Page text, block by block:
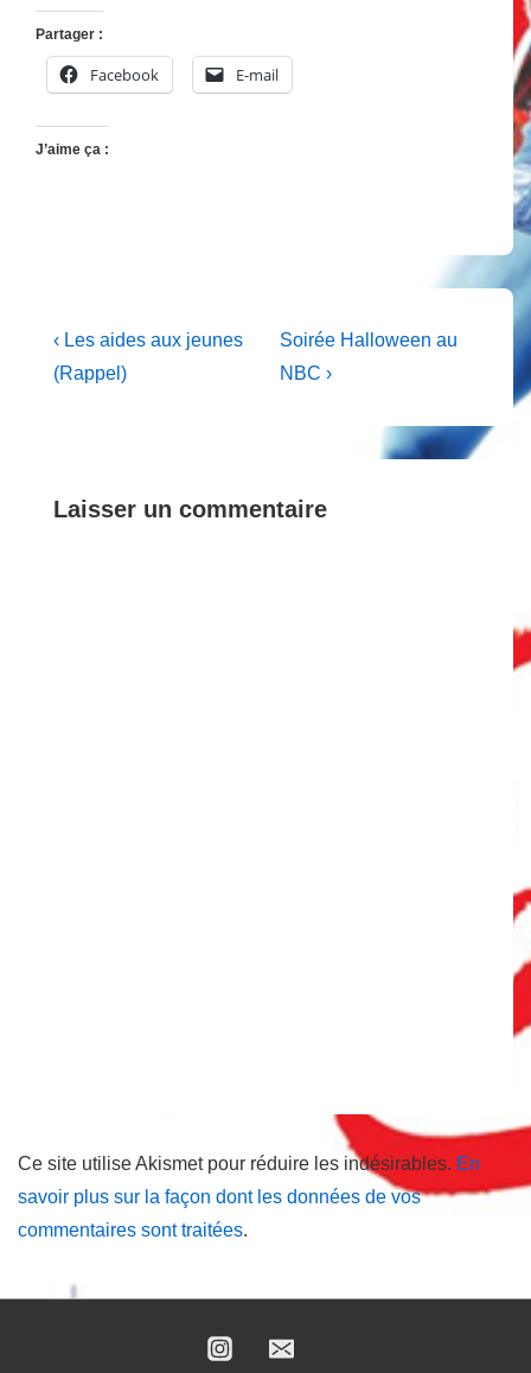
Partager :
Facebook E-mail
J’aime ça :
Navigation
de
Previous
Post
‹ Les aides aux jeunes
(Rappel)
Next
Post
Soirée Halloween au
NBC ›
Laisser un commentaire
Ce site utilise Akismet pour réduire les indésirables. En
savoir plus sur la façon dont les données de vos
commentaires sont traitées.